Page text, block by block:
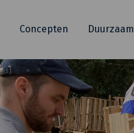
Concepten Duurzaam